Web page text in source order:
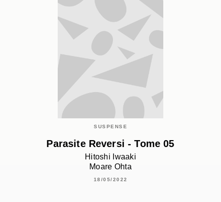
SUSPENSE
Parasite Reversi - Tome 05
Hitoshi Iwaaki
Moare Ohta
18/05/2022